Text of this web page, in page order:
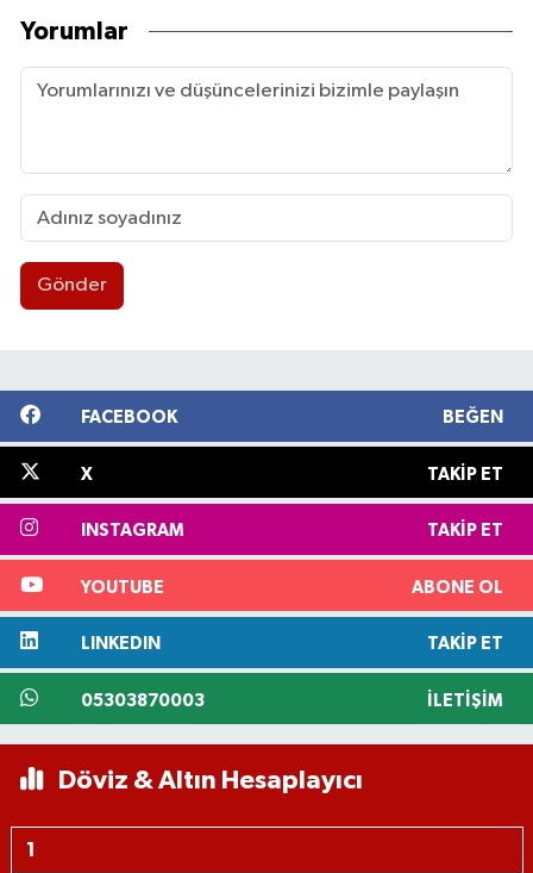
Yorumlar
Gönder
FACEBOOK BEĞEN
X TAKIP ET
INSTAGRAM TAKIP ET
YOUTUBE ABONE OL
LINKEDIN TAKIP ET
05303870003 İLETIŞIM
Döviz & Altın Hesaplayıcı